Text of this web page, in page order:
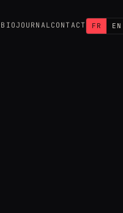
BIOJOURNAL CONTACT FR EN